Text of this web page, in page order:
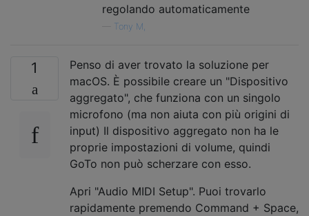
regolando automaticamente
Tony M,
1
Penso di aver trovato la soluzione per
macOS. È possibile creare un "Dispositivo
aggregato", che funziona con un singolo
microfono (ma non aiuta con più origini di
input) Il dispositivo aggregato non ha le
proprie impostazioni di volume, quindi
GoTo non può scherzare con esso.
Apri "Audio MIDI Setup". Puoi trovarlo
rapidamente premendo Command + Space,